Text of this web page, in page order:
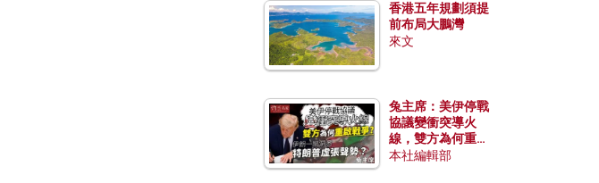
香港五年規劃須提
前布局大鵬灣
來文
兔主席：美伊停戰
協議變衝突導火
線，雙方為何重啟
戰爭？伊朗一早洞
本社編輯部